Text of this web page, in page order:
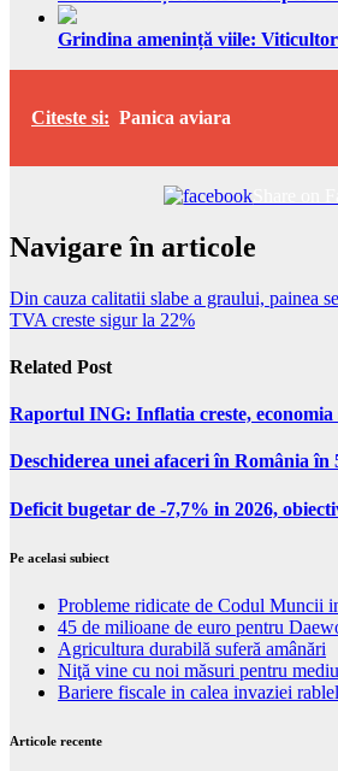
Grindina amenință viile:
Citeste si: Panica aviara
Navigare în articole
Din cauza calitatii slabe a graului, painea
TVA creste sigur la 22%
Related Post
Raportul ING: Inflatia creste, economia
Deschiderea unei afaceri în România în
Deficit bugetar de -7,7% in 2026,
Pe acelasi subiect
Probleme ridicate de Codul Muncii
45 de milioane de euro pentru
Agricultura durabilă suferă amânări
Niţă vine cu noi măsuri pentru
Bariere fiscale in calea invaziei
Articole recente